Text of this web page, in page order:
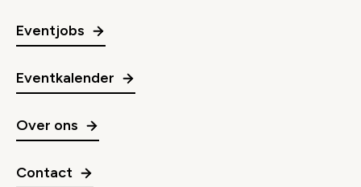
Eventjobs
Eventkalender
Over ons
Contact